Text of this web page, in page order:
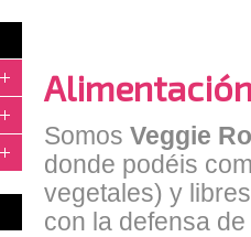
Somos Veggie
donde podéis
vegetales) y
con la defensa